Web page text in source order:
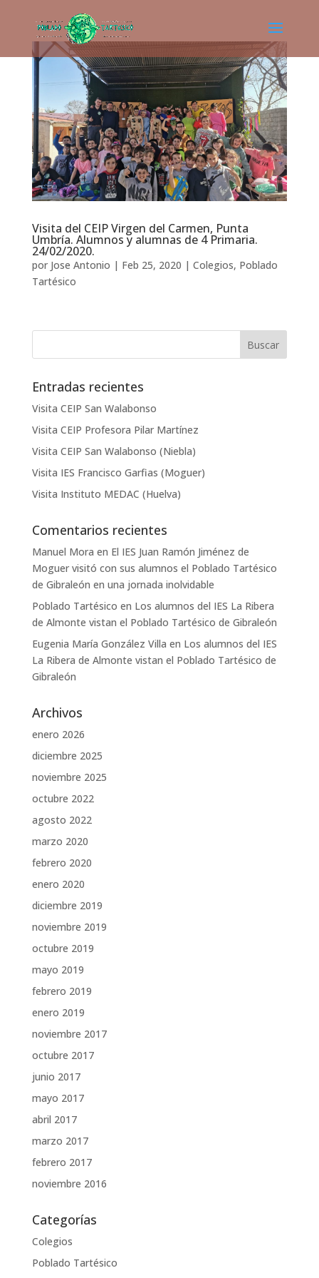
Visita del CEIP Virgen del Carmen, Punta
Umbría. Alumnos y alumnas de 4 Primaria.
24/02/2020.
por Jose Antonio | Feb 25, 2020 | Colegios, Poblado
Tartésico
Entradas recientes
Visita CEIP San Walabonso
Visita CEIP Profesora Pilar Martínez
Visita CEIP San Walabonso (Niebla)
Visita IES Francisco Garfias (Moguer)
Visita Instituto MEDAC (Huelva)
Comentarios recientes
Manuel Mora en El IES Juan Ramón Jiménez de
Moguer visitó con sus alumnos el Poblado Tartésico
de Gibraleón en una jornada inolvidable
Poblado Tartésico en Los alumnos del IES La Ribera
de Almonte vistan el Poblado Tartésico de Gibraleón
Eugenia María González Villa en Los alumnos del IES
La Ribera de Almonte vistan el Poblado Tartésico de
Gibraleón
Archivos
enero 2026
diciembre 2025
noviembre 2025
octubre 2022
agosto 2022
marzo 2020
febrero 2020
enero 2020
diciembre 2019
noviembre 2019
octubre 2019
mayo 2019
febrero 2019
enero 2019
noviembre 2017
octubre 2017
junio 2017
mayo 2017
abril 2017
marzo 2017
febrero 2017
noviembre 2016
Categorías
Colegios
Poblado Tartésico